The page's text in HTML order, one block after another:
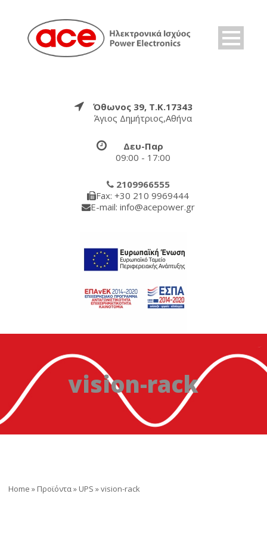
Όθωνος 39, Τ.Κ.17343
Άγιος Δημήτριος,Αθήνα
Δευ-Παρ
09:00 - 17:00
2109966555
Fax: +30 210 9969444
E-mail: info@acepower.gr
vision-rack
Home » Προϊόντα» UPS »vision-rack